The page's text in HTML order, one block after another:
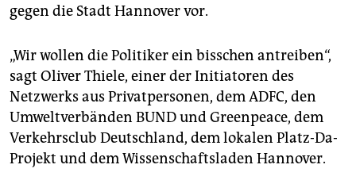
gegen die Stadt Hannover vor.
„Wir wollen die Politiker ein bisschen antreiben“,
sagt Oliver Thiele, einer der Initiatoren des
Netzwerks aus Privatpersonen, dem ADFC, den
Umweltverbänden BUND und Greenpeace, dem
Verkehrsclub Deutschland, dem lokalen Platz-Da-
Projekt und dem Wissenschaftsladen Hannover.